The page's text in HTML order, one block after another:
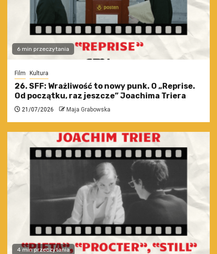
6 min przeczytania
Film Kultura
26. SFF: Wrażliwość to nowy punk. O „Reprise.
Od początku, raz jeszcze” Joachima Triera
21/07/2026 Maja Grabowska
4 min przeczytania